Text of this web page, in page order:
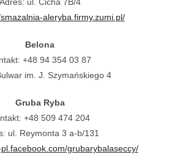
aleryba.firmy.zumi.pl/
Belona
+48 94 354 03 87
im. J. Szymańskiego 4
Gruba Ryba
+48 509 474 204
ul. Reymonta 3 a-b/131
grubarybalaseccy/